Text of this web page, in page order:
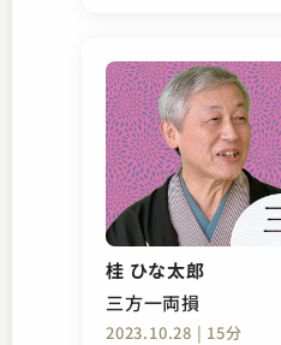
桂 ひな太郎
三方一両損
2023.10.28 | 15分